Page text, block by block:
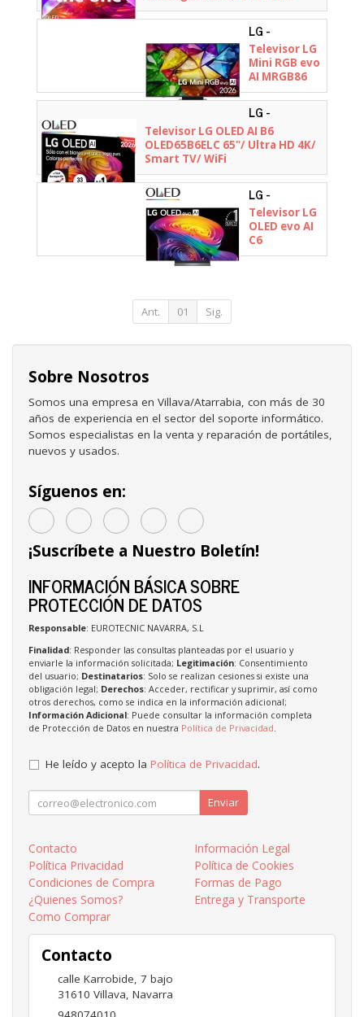
LG -
65MRGB86B6A.AEU
Televisor LG
Mini RGB evo
AI MRGB86
65MRGB86B6A
65"/ Ultra HD
4K/ Smart
TV/ WiFi
LG -
OLED65B6ELC.AEU
Televisor LG OLED AI B6
OLED65B6ELC 65"/ Ultra HD 4K/
Smart TV/ WiFi
LG -
OLED65C66LB.AEU
Televisor LG
OLED evo AI
C6
OLED65C66LB
Ant.
01 Sig.
Sobre Nosotros
Somos una empresa en Villava/Atarrabia, con más de 30
años de experiencia en el sector del soporte informático.
Somos especialistas en la venta y reparación de portátiles,
nuevos y usados.
Síguenos en:
¡Suscríbete a Nuestro Boletín!
INFORMACIÓN BÁSICA SOBRE
PROTECCIÓN DE DATOS
Responsable: EUROTECNIC NAVARRA, S.L
Finalidad: Responder las consultas planteadas por el usuario y
enviarle la información solicitada; Legitimación: Consentimiento
del usuario; Destinatarios: Solo se realizan cesiones si existe una
obligación legal; Derechos: Acceder, rectificar y suprimir, así como
otros derechos, como se indica en la información adicional;
Información Adicional: Puede consultar la información completa
de Protección de Datos en nuestra Política de Privacidad
He leído y acepto la Política de Privacidad.
Enviar
Contacto
Información Legal
Política Privacidad
Política de Cookies
Condiciones de Compra
Formas de Pago
¿Quienes Somos?
Entrega y Transporte
Como Comprar
Contacto
calle Karrobide, 7 bajo
31610 Villava, Navarra